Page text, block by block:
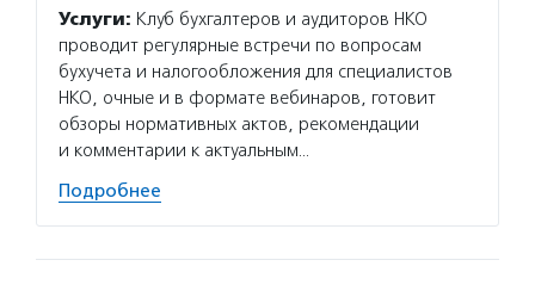
Услуги: Клуб бухгалтеров и аудиторов НКО
проводит регулярные встречи по вопросам
бухучета и налогообложения для специалистов
НКО, очные и в формате вебинаров, готовит
обзоры нормативных актов, рекомендации
и комментарии к актуальным…
Подробнее